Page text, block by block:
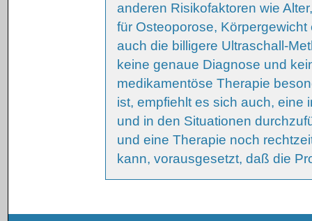
anderen Risikofaktoren wie
für Osteoporose,
auch die billigere Ultraschall-
keine genaue Diagnose und
medikamentöse Therapie
ist, empfiehlt es sich auch, eine
und in den Situationen
und eine Therapie noch
kann, vorausgesetzt, daß die